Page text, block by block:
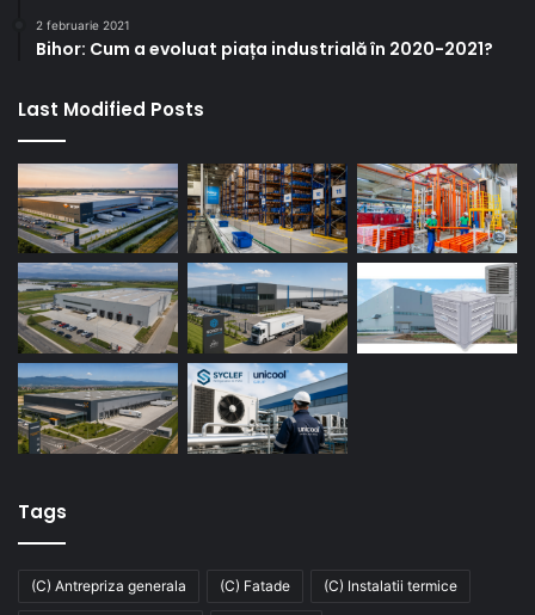
2 februarie 2021
Bihor: Cum a evoluat piața industrială în 2020-2021?
Last Modified Posts
Tags
(C) Antrepriza generala (C) Fatade (C) Instalatii termice